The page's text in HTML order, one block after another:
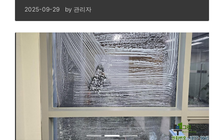
2025-09-29 by 관리자